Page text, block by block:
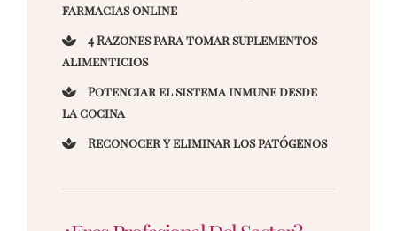
farmacias online
4 Razones para tomar suplementos
alimenticios
Potenciar el sistema inmune desde
la cocina
Reconocer y eliminar los patógenos